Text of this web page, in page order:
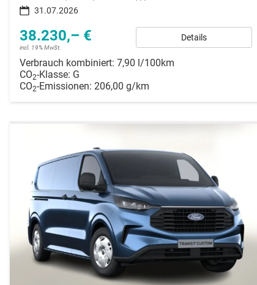
31.07.2026
38.230,– €
incl. 19% MwSt.
Details
Verbrauch kombiniert: 7,90 l/100km
CO2-Klasse: G
CO2-Emissionen: 206,00 g/km